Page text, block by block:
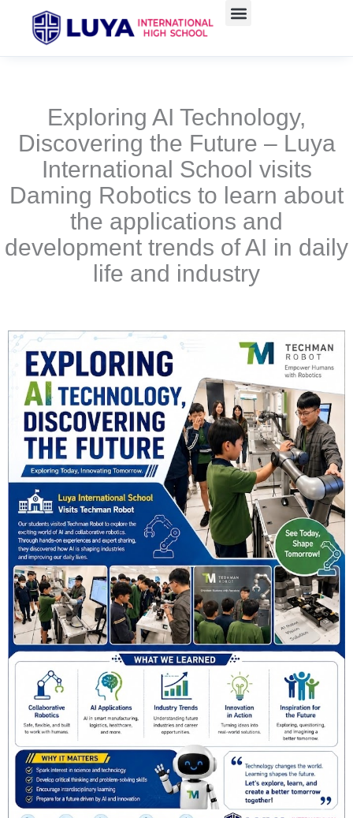
Exploring AI Technology,
Discovering the Future – Luya
International School visits
Daming Robotics to learn about
the applications and
development trends of AI in daily
life and industry